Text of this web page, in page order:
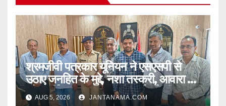
श्रमजीवी पत्रकार यूनियन ने एसएसपी से
उठाए जनहित के मुद्दे, नशा तस्करी, आवारा पशु
और पार्किंग व्यवस्था पर की कार्रवाई की मांग
AUG 5, 2026 JANTANAMA.COM